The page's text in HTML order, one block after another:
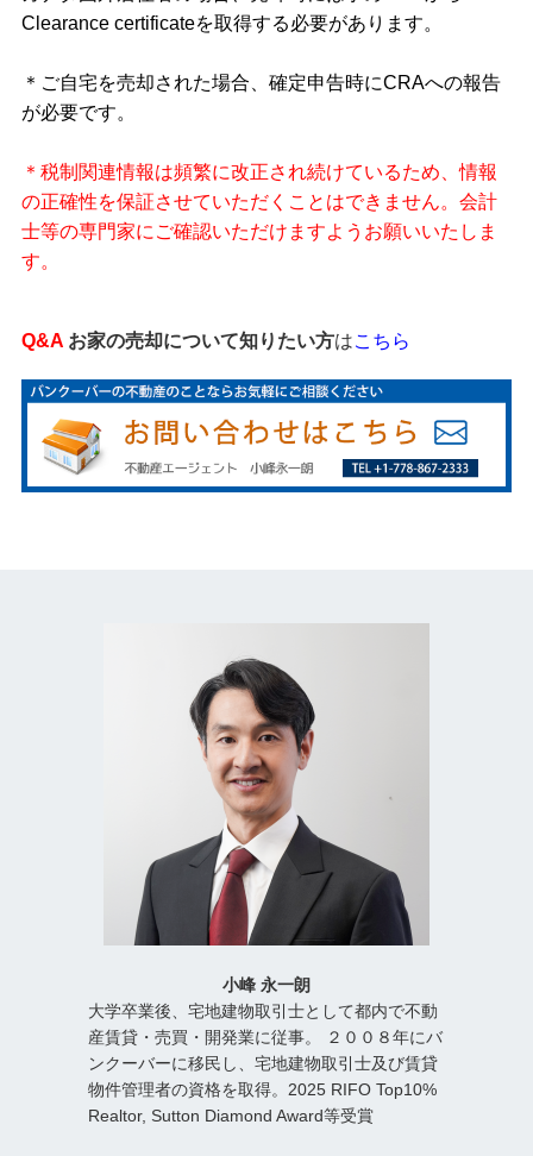
Clearance certificateを取得する必要があります。
＊ご自宅を売却された場合、確定申告時にCRAへの報告
が必要です。
＊税制関連情報は頻繁に改正され続けているため、情報
の正確性を保証させていただくことはできません。会計
士等の専門家にご確認いただけますようお願いいたしま
す。
Q&Aお家の売却について知りたい方はこちら
小峰 永一朗
大学卒業後、宅地建物取引士として都内で不動
産賃貸・売買・開発業に従事。 ２００８年にバ
ンクーバーに移民し、宅地建物取引士及び賃貸
物件管理者の資格を取得。2025 RIFO Top10%
Realtor, Sutton Diamond Award等受賞